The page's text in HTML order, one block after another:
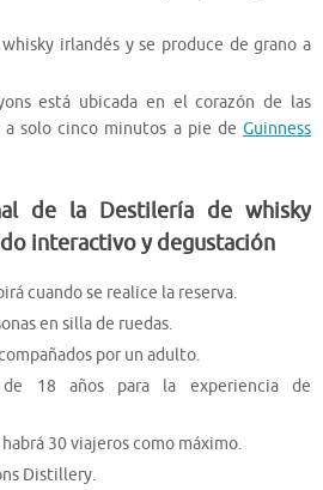
irlandés y se produce de grano a
está ubicada en el corazón de las
solo cinco minutos a pie de Guinness
de la Destilería de whisky
interactivo y degustación
cuando se realice la reserva.
en silla de ruedas.
por un adulto.
18 años para la experiencia de
30 viajeros como máximo.
Distillery.